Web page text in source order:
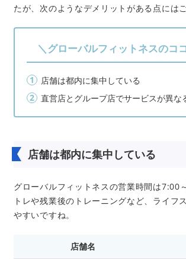
たが、次のようなデメリットがある点には
＼グローバルフィットネスのコ
店舗は都内に集中している
直営店とグループ店でサービスが異な
店舗は都内に集中している
グローバルフィットネスの営業時間は7:00
トレや残業後のトレーニングなど、ライフ
やすいですね。
店舗名